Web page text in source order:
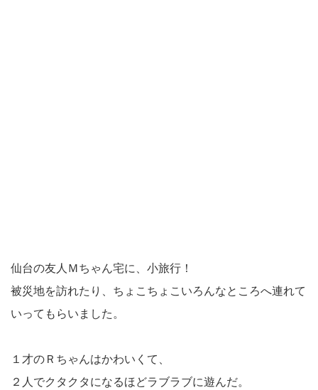
仙台の友人Ｍちゃん宅に、小旅行！
被災地を訪れたり、ちょこちょこいろんなところへ連れて
いってもらいました。
１才のＲちゃんはかわいくて、
２人でクタクタになるほどラブラブに遊んだ。